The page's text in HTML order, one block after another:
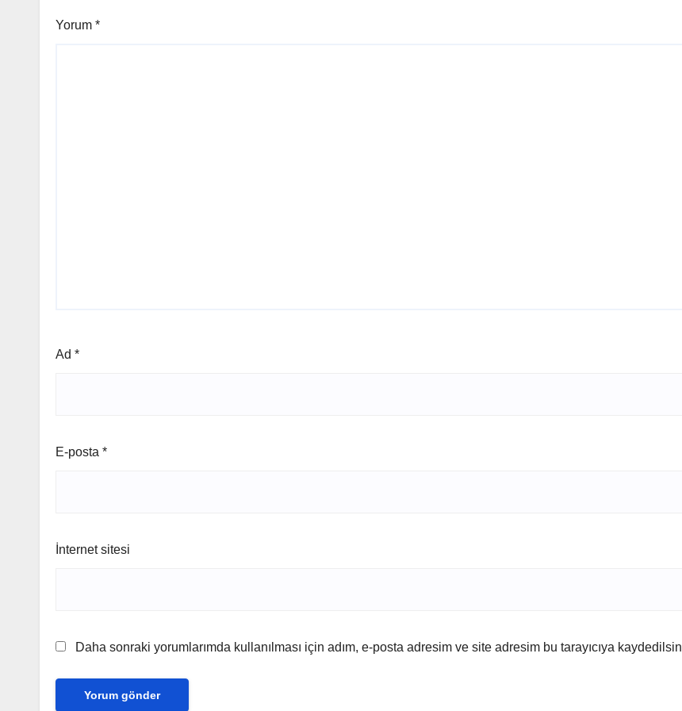
Yorum *
Ad *
E-posta *
İnternet sitesi
Daha sonraki yorumlarımda kullanılması için adım, e-posta adresim ve site adresim bu tarayıcıya